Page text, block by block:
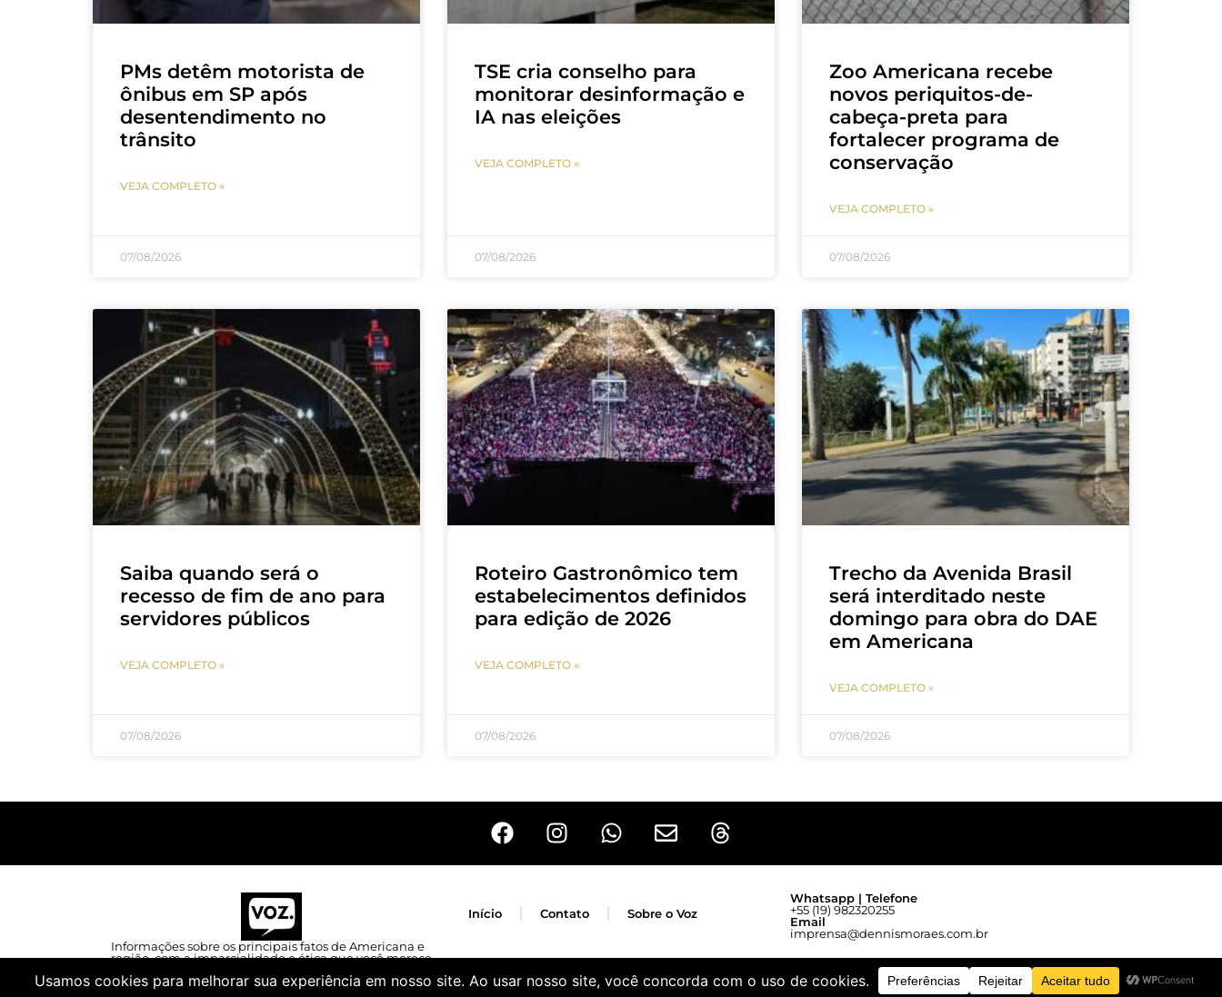
PMs detêm motorista de
ônibus em SP após
desentendimento no
trânsito
VEJA COMPLETO »
07/08/2026
TSE cria conselho para
monitorar desinformação e
IA nas eleições
VEJA COMPLETO »
07/08/2026
Zoo Americana recebe
novos periquitos-de-
cabeça-preta para
fortalecer programa de
conservação
VEJA COMPLETO »
07/08/2026
Saiba quando será o
recesso de fim de ano para
servidores públicos
VEJA COMPLETO »
07/08/2026
Roteiro Gastronômico tem
estabelecimentos definidos
para edição de 2026
VEJA COMPLETO »
07/08/2026
Trecho da Avenida Brasil
será interditado neste
domingo para obra do DAE
em Americana
VEJA COMPLETO »
07/08/2026
Informações sobre os principais fatos de Americana e
região, com a imparcialidade e ética que você merece
Início Contato Sobre o Voz
Whatsapp | Telefone
+55 (19) 982320255
Email
imprensa@dennismoraes.com.br